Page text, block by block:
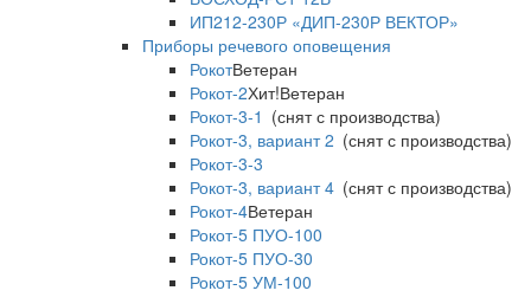
ИП212-230Р «ДИП-230Р ВЕКТОР»
Приборы речевого оповещения
РокотВетеран
Рокот-2Хит!Ветеран
Рокот-3-1 (снят с производства)
Рокот-3, вариант 2 (снят с производства)
Рокот-3-3
Рокот-3, вариант 4 (снят с производства)
Рокот-4Ветеран
Рокот-5 ПУО-100
Рокот-5 ПУО-30
Рокот-5 УМ-100